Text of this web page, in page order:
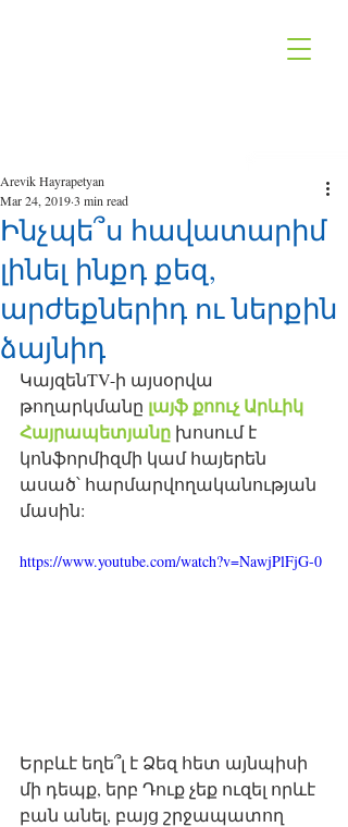
Ինչպե՞ս հավատարիմ
լինել ինքդ քեզ,
արժեքներիդ ու ներքին
ձայնիդ
Arevik Hayrapetyan
Mar 24, 20193 min read
ԿայզենTV-ի այսօրվա
թողարկմանը լայֆ քոուչ Արևիկ
Հայրապետյանը խոսում է
կոնֆորմիզմի կամ հայերեն
ասած՝ հարմարվողականության
մասին:
https://www.youtube.com/watch?v=NawjPlFjG-0
Երբևէ եղե՞լ է Ձեզ հետ այնպիսի
մի դեպք, երբ Դուք չեք ուզել որևէ
բան անել, բայց շրջապատող